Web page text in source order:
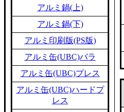
アルミ鍋(上)
アルミ鍋(下)
アルミ印刷版(PS版)
アルミ缶(UBC)バラ
アルミ缶(UBC)プレス
アルミ缶(UBC)ハードプ
レス